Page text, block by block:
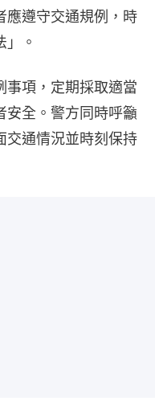
應遵守交通規例，時
。
事項，定期採取適當
安全。警方同時呼籲
交通情況並時刻保持